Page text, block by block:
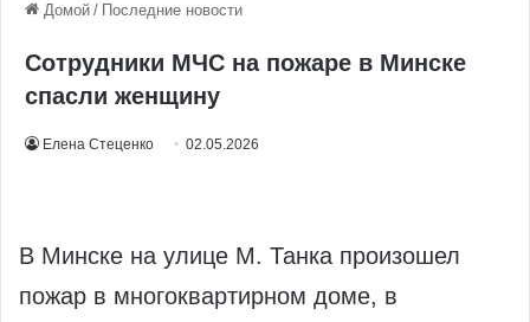
Домой / Последние новости
Сотрудники МЧС на пожаре в Минске
спасли женщину
Елена Стеценко 02.05.2026
В Минске на улице М. Танка произошел
пожар в многоквартирном доме, в